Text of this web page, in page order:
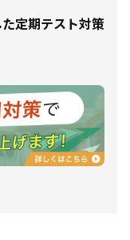
定期テスト対策